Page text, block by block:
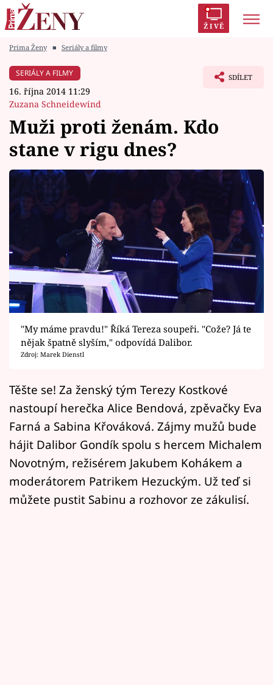
ŽIVĚ
Módní alarm
Témata
Celebrity
Vztahy
Seriály
Horoskopy
Sledujte prima+
Filmový festival Karlovy Vary
Mámy sobě
Přihlášení
Sledujte nás
Prima Ženy ■ Seriály a filmy
SERIÁLY A FILMY
16. října 2014 11:29
Zuzana Schneidewind
SDÍLET
Muži proti ženám. Kdo
stane v rigu dnes?
"My máme pravdu!" Říká Tereza soupeři. "Cože? Já te
nějak špatně slyším," odpovídá Dalibor.
Zdroj: Marek Dienstl
Těšte se! Za ženský tým Terezy Kostkové
nastoupí herečka Alice Bendová, zpěvačky Eva
Farná a Sabina Křováková. Zájmy mužů bude
hájit Dalibor Gondík spolu s hercem Michalem
Novotným, režisérem Jakubem Kohákem a
moderátorem Patrikem Hezuckým. Už teď si
můžete pustit Sabinu a rozhovor ze zákulisí.